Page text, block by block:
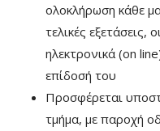
ολοκλήρωση κάθε
τελικές εξετάσεις,
ηλεκτρονικά (on
επίδοσή του
Προσφέρεται
τμήμα, με παροχή